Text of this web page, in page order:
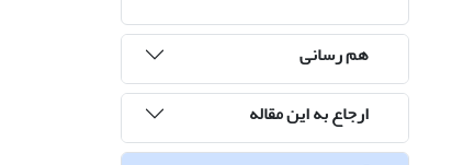
هم رسانی
ارجاع به این مقاله